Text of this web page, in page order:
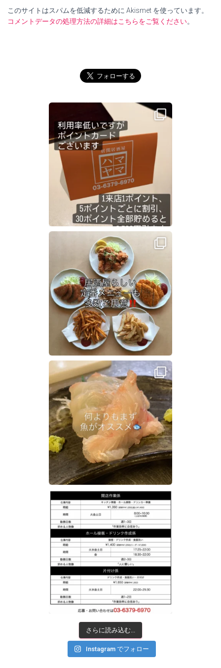
このサイトはスパムを低減するために Akismet を使っています。
コメントデータの処理方法の詳細はこちらをご覧ください。
さらに読み込む...
Instagram でフォロー